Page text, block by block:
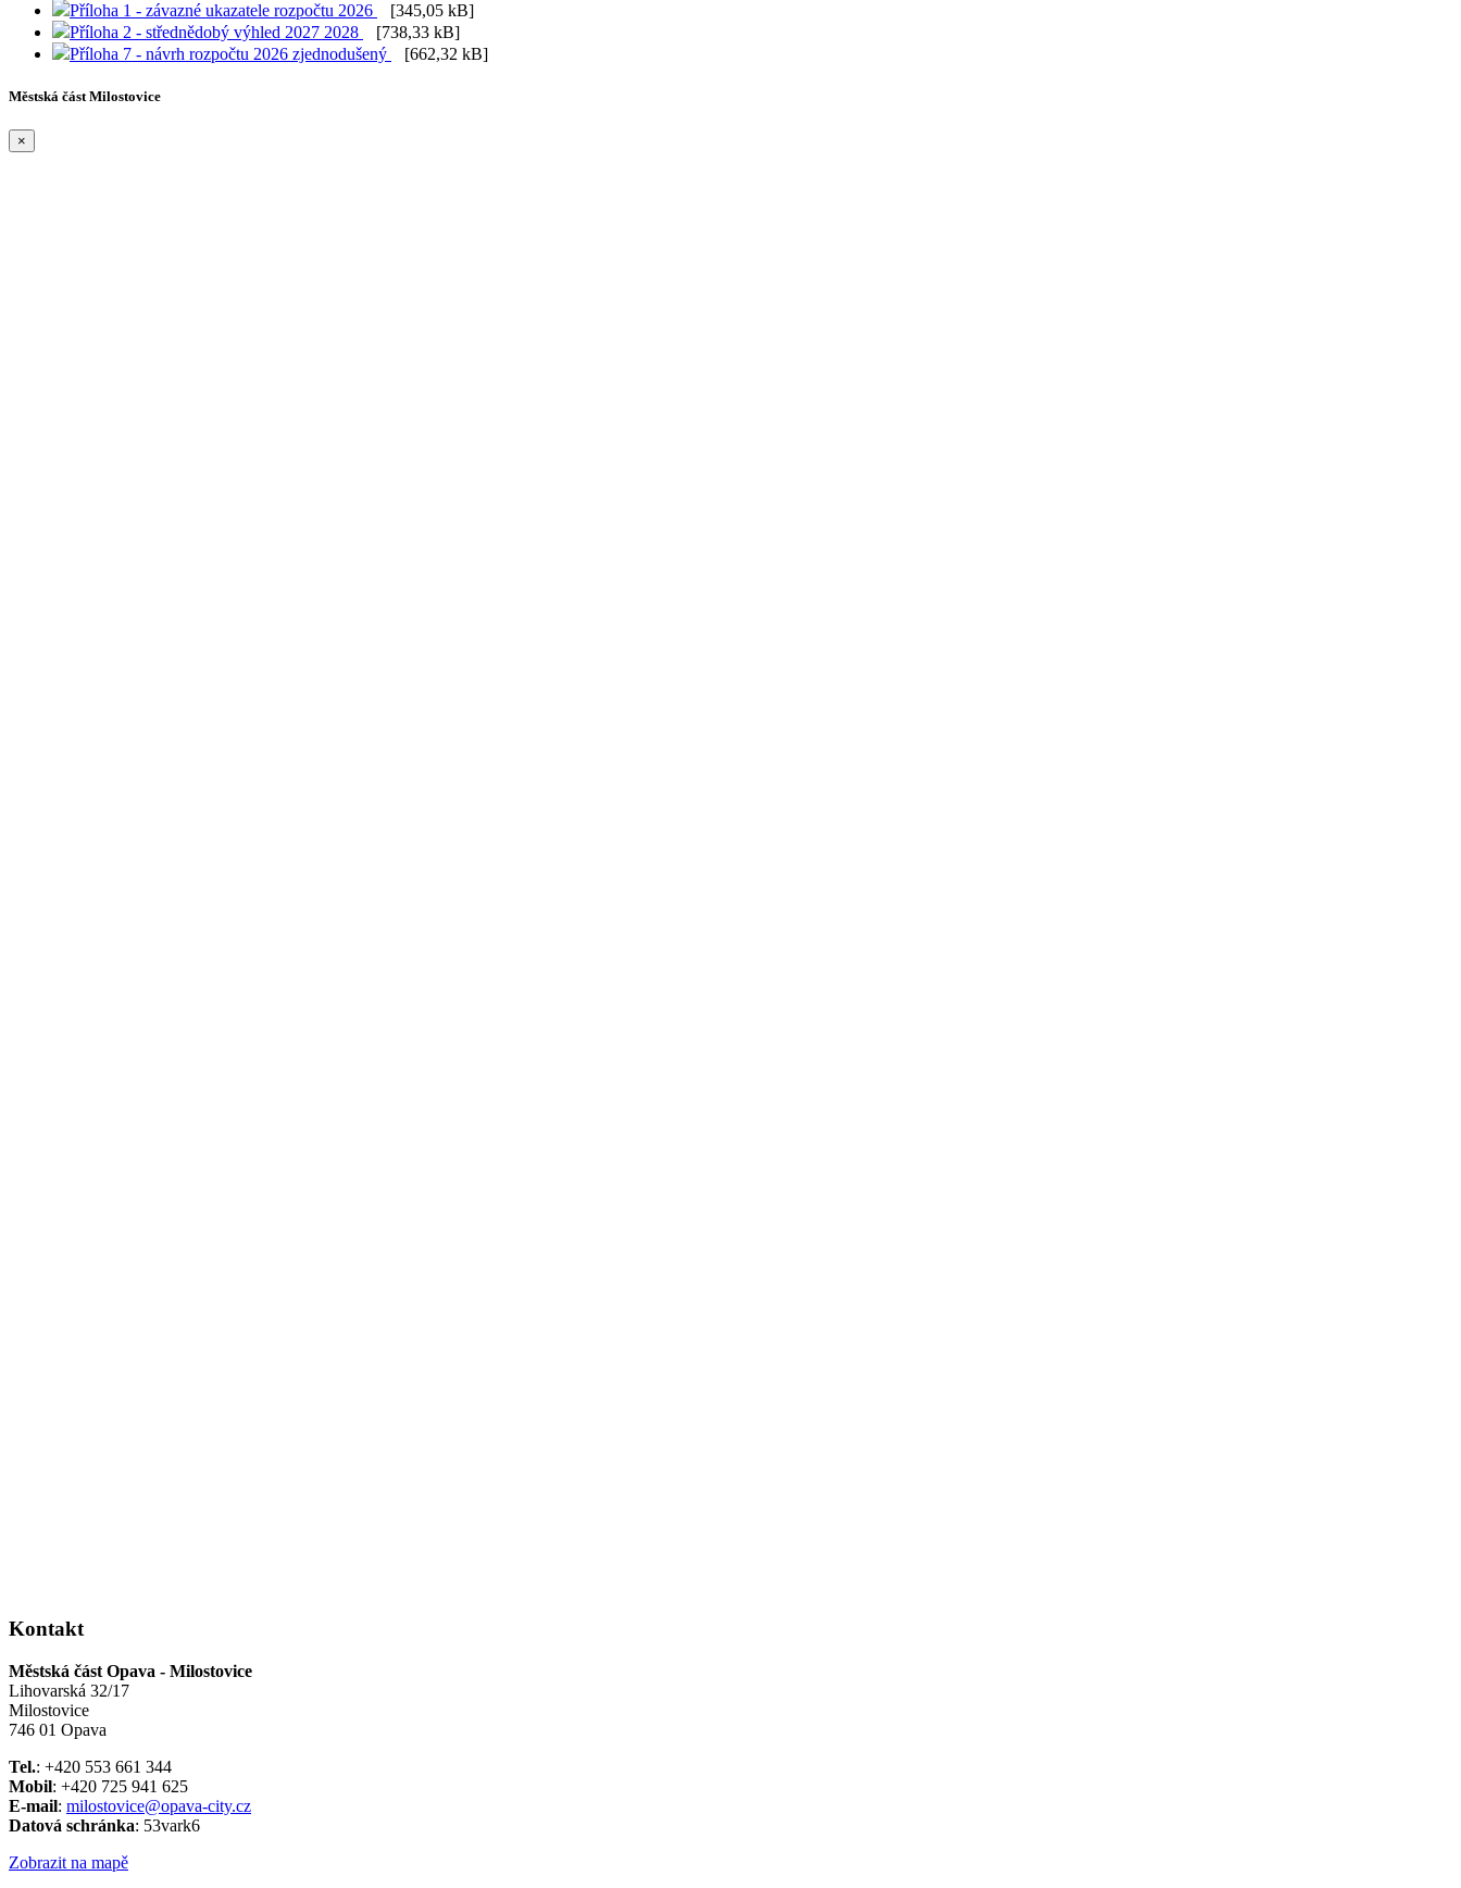
Příloha 1 - závazné ukazatele rozpočtu 2026
[345,05 kB]
Příloha 2 - střednědobý výhled 2027 2028
[738,33 kB]
Příloha 7 - návrh rozpočtu 2026 zjednodušený
[662,32 kB]
Městská část Milostovice
×
Kontakt
Městská část Opava - Milostovice
Lihovarská 32/17
Milostovice
746 01 Opava
Tel.: +420 553 661 344
Mobil: +420 725 941 625
E-mail: milostovice@opava-city.cz
Datová schránka: 53vark6
Zobrazit na mapě